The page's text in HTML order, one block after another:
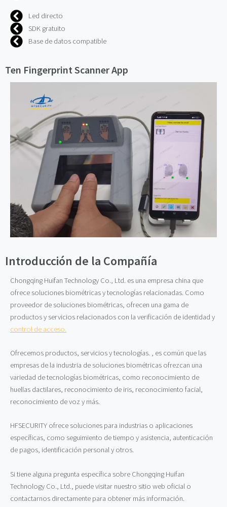
Led directo
SDK gratuito
Base de datos compatible
Ten Fingerprint Scanner App
Introducción de la Compañía
Chongqing Huifan Technology Co., Ltd. es una empresa china que
ofrece soluciones biométricas y tecnologías relacionadas. Como
proveedor de soluciones biométricas, ofrecen una gama de
productos y servicios relacionados con la verificación de identidad y
control de acceso.
Ofrecemos productos, servicios y tecnologías. , es común que las
empresas de la industria de soluciones biométricas ofrezcan una
variedad de tecnologías biométricas, como reconocimiento de
huellas dactilares, reconocimiento de iris, reconocimiento facial,
reconocimiento de voz y más.
HFSECURITY ofrece soluciones para industrias o aplicaciones
específicas, como seguimiento de tiempo y asistencia, autenticación
de pagos, identificación personal y otros.
Si tiene alguna pregunta específica sobre Chongqing Huifan
Technology Co., Ltd., puede visitar nuestro sitio web oficial o
contactarnos directamente para obtener más información.